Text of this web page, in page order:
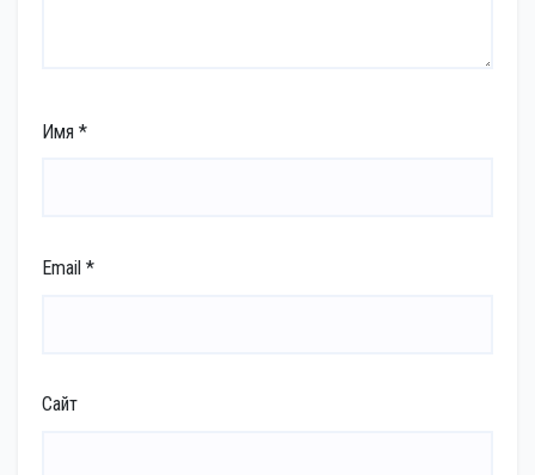
Имя *
Email *
Сайт